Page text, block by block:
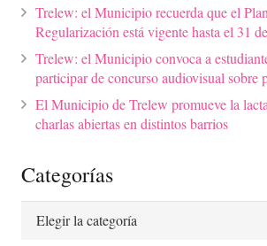
Trelew: el Municipio recuerda que el
Regularización está vigente hasta el 31
Trelew: el Municipio convoca a
participar de concurso audiovisual sobre
El Municipio de Trelew promueve la
charlas abiertas en distintos barrios
Categorías
Categorías